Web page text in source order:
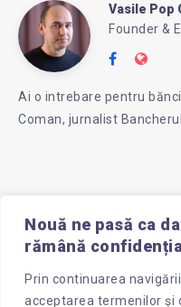
Nouă ne pasă ca
rămână
Prin continuarea
acceptarea termenilor și
Vasile
Pop
Vasile Pop
Founder &
Follow
on
Ai o intrebare pentru
Coman, jurnalist